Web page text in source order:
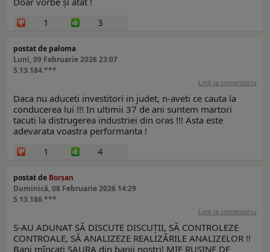
1
3
postat de paloma
Luni, 09 Februarie 2026 23:07
5.13.184.***
Link la comentariu
Daca nu aduceti investitori in judet, n-aveti ce cauta la
conducerea lui !!! In ultimii 37 de ani suntem martori
tacuti la distrugerea industriei din oras !!! Asta este
adevarata voastra performanta !
1
4
postat de Borșan
Duminică, 08 Februarie 2026 14:29
5.13.186.***
Link la comentariu
S-AU ADUNAT SĂ DISCUTE DISCUȚII, SĂ CONTROLEZE
CONTROALE, SĂ ANALIZEZE REALIZĂRILE ANALIZELOR !!
Bani mîncați SAURA din banii noștri! MIE RUȘINE DE